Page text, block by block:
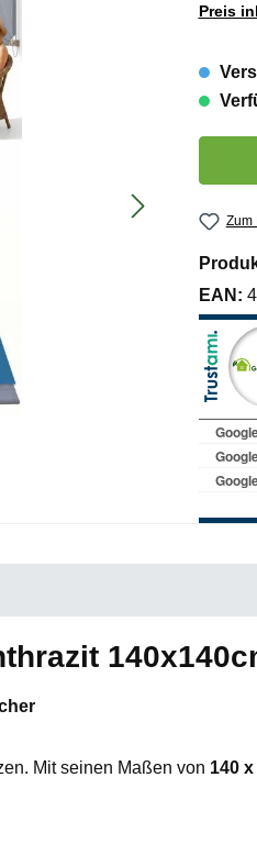
Preis
Produkt
Zum
EAN:
Mit seinen Maßen von 140